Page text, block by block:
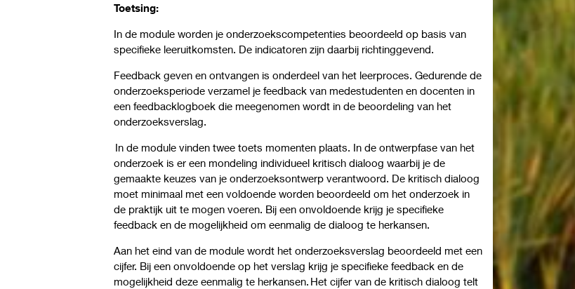
Toetsing:
In de module worden je onderzoekscompetenties beoordeeld op basis van
specifieke leeruitkomsten. De indicatoren zijn daarbij richtinggevend.
Feedback geven en ontvangen is onderdeel van het leerproces. Gedurende de
onderzoeksperiode verzamel je feedback van medestudenten en docenten in
een feedbacklogboek die meegenomen wordt in de beoordeling van het
onderzoeksverslag.
In de module vinden twee toets momenten plaats. In de ontwerpfase van het
onderzoek is er een mondeling individueel kritisch dialoog waarbij je de
gemaakte keuzes van je onderzoeksontwerp verantwoord. De kritisch dialoog
moet minimaal met een voldoende worden beoordeeld om het onderzoek in
de praktijk uit te mogen voeren. Bij een onvoldoende krijg je specifieke
feedback en de mogelijkheid om eenmalig de dialoog te herkansen.
Aan het eind van de module wordt het onderzoeksverslag beoordeeld met een
cijfer. Bij een onvoldoende op het verslag krijg je specifieke feedback en de
mogelijkheid deze eenmalig te herkansen. Het cijfer van de kritisch dialoog telt